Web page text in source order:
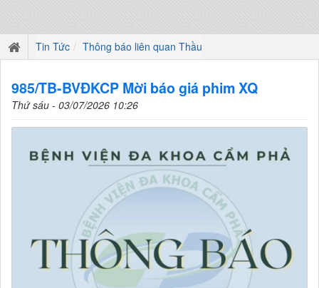
Tin Tức Thông báo liên quan Thầu
985/TB-BVĐKCP Mời báo giá phim XQ
Thứ sáu - 03/07/2026 10:26